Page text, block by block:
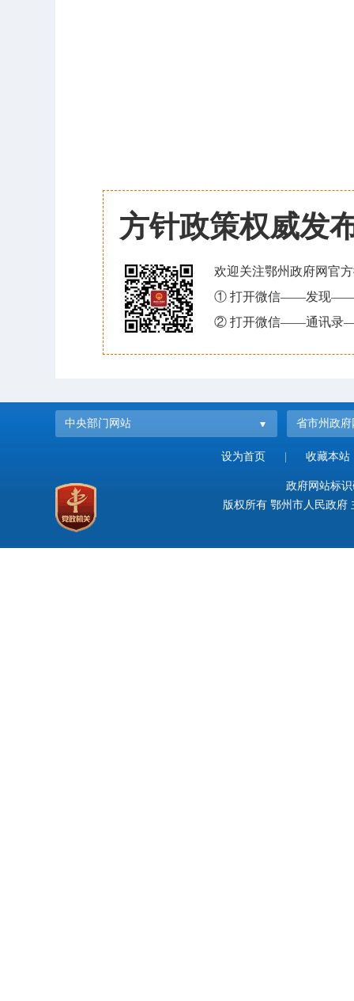
方针政策权威发
欢迎关注鄂州政府网官
① 打开微信——发现——
② 打开微信——通讯录
中央部门网站 省市州政府
设为首页 收藏本站
政府网站标
版权所有 鄂州市人民政府